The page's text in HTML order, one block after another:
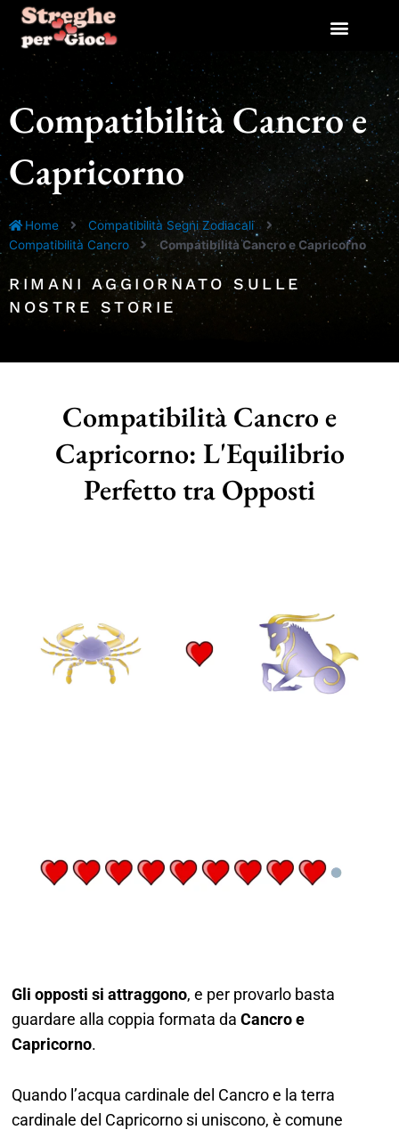
contenuto
Compatibilità Cancro e
Capricorno
Home
Compatibilità Segni Zodiacali
Compatibilità Cancro
Compatibilità Cancro e Capricorno
RIMANI AGGIORNATO SULLE
NOSTRE STORIE
Compatibilità Cancro e
Capricorno: L'Equilibrio
Perfetto tra Opposti
Gli opposti si attraggono, e per provarlo basta
guardare alla coppia formata daCancro e
Capricorno.
Quando l’acqua cardinale del Cancro e la terra
cardinale del Capricorno si uniscono, è comune